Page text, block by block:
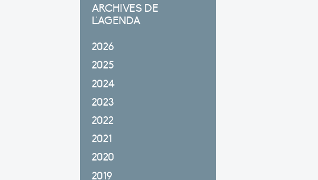
ARCHIVES DE
L'AGENDA
2026
2025
2024
2023
2022
2021
2020
2019